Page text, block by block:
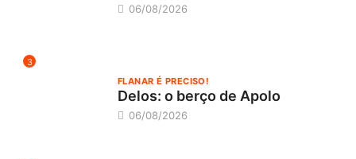
06/08/2026
3
FLANAR É PRECISO!
Delos: o berço de Apolo
06/08/2026